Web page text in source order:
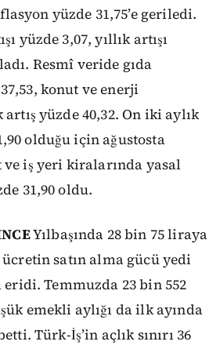
yüzde 31,75’e geriledi.
yüzde 3,07, yıllık artışı
Resmî veride gıda
konut ve enerji
yüzde 40,32. On iki aylık
olduğu için ağustosta
iş yeri kiralarında yasal
31,90 oldu.
Yılbaşında 28 bin 75 liraya
satın alma gücü yedi
Temmuzda 23 bin 552
emekli aylığı da ilk ayında
Türk-İş’in açlık sınırı 36